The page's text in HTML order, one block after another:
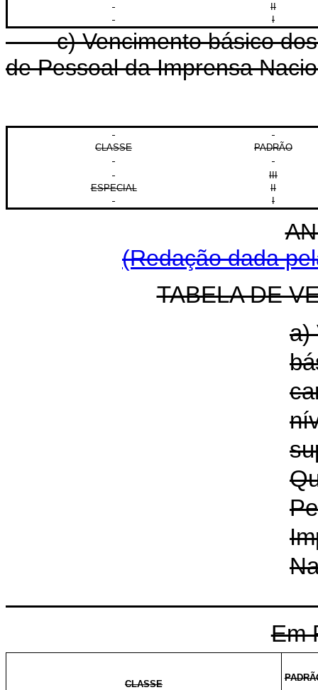
II
I
c) Vencimento básico dos
de Pessoal da Imprensa
CLASSE PADRÃO
III
ESPECIAL
II
I
(Redação dada
TABELA DE
a)
Em
CLASSE